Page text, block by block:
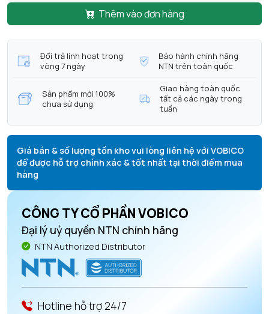
Thêm vào đơn hàng
Đổi trả linh hoạt trong
vòng 7 ngày
Bảo hành chính hãng
NTN trên toàn quốc
Sản phẩm mới 100%
chưa sử dụng
Giao hàng toàn quốc
tất cả các ngày trong
tuần
Giá bán & số lượng tồn kho vui lòng liên hệ với VOBICO
để được hỗ trợ chính xác & tốt nhất tại thời điểm mua
hàng
CÔNG TY CỔ PHẦN VOBICO
Đại lý uỷ quyền NTN chính hãng
NTN Authorized Distributor
Hotline hỗ trợ 24/7